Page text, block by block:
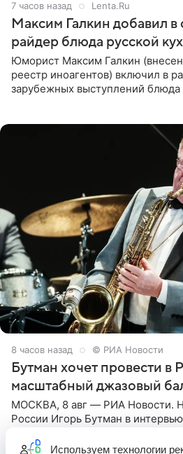
7 часов назад Lenta.Ru
Максим Галкин добавил
райдер блюда русской
Юморист Максим Галкин
реестр иноагентов) включил в
зарубежных выступлений блюда
8 часов назад © РИА Новости
Бутман хочет провести в
масштабный джазовый
МОСКВА, 8 авг — РИА Новости.
России Игорь Бутман в
Санкт-Петербурге первый
Используем технологии